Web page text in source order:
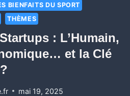
BIENFAITS DU SPORT
THÈMES
: L’Humain,
et la Clé
mai 19, 2025